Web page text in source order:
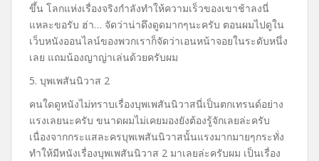
ขึ้น โลกแห่งเรื่องจริงกำลังทำให้ความเร็วของเขาช้าลงนี่
แหละขอรับ ฮ่า… จัดว่าน่าดึงดูดมากๆนะครับ ตอนผมไปดูใน
เว็บหนังออนไลน์ของพวกเราก็จัดว่าเอนหน้าจอยในระดับหนึ่ง
เลย แถมน้องญาญ่าเล่นด้วยครับผม
5. บุพเพสันนิวาส 2
คนใดดูหนังไม่ทราบเรื่องบุพเพสันนิวาสนี่เป็นตกเทรนด์อย่าง
แรงเลยนะครับ ขนาดผมไม่เคยมองยังต้องรู้จักเลยล่ะครับ
เนื่องจากกระแสละครบุพเพสันนิวาสนั้นแรงมากมายๆกระทั่ง
ทำให้มีหนังเรื่องบุพเพสันนิวาส 2 มาเลยล่ะครับผม เป็นเรื่อง